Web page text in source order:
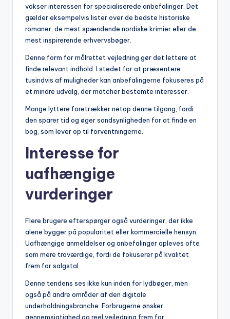
vokser interessen for specialiserede anbefalinger. Det
gælder eksempelvis lister over de bedste historiske
romaner, de mest spændende nordiske krimier eller de
mest inspirerende erhvervsbøger.
Denne form for målrettet vejledning gør det lettere at
finde relevant indhold. I stedet for at præsentere
tusindvis af muligheder kan anbefalingerne fokuseres på
et mindre udvalg, der matcher bestemte interesser.
Mange lyttere foretrækker netop denne tilgang, fordi
den sparer tid og øger sandsynligheden for at finde en
bog, som lever op til forventningerne.
Interesse for
uafhængige
vurderinger
Flere brugere efterspørger også vurderinger, der ikke
alene bygger på popularitet eller kommercielle hensyn.
Uafhængige anmeldelser og anbefalinger opleves ofte
som mere troværdige, fordi de fokuserer på kvalitet
frem for salgstal.
Denne tendens ses ikke kun inden for lydbøger, men
også på andre områder af den digitale
underholdningsbranche. Forbrugerne ønsker
gennemsigtighed og reel vejledning frem for